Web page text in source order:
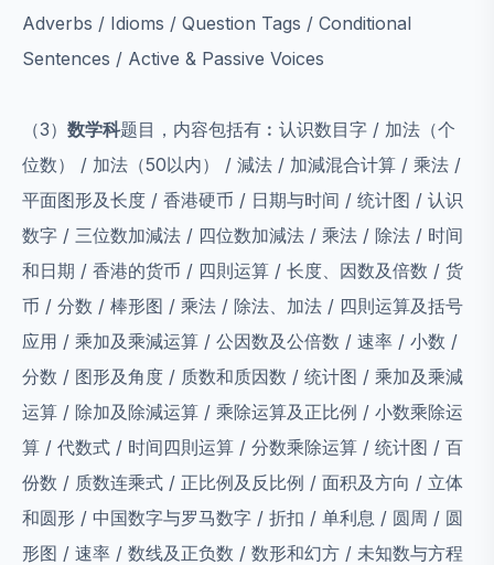
Adverbs / Idioms / Question Tags / Conditional
Sentences / Active & Passive Voices
（3） 数学科题目，内容包括有︰认识数目字 / 加法（个
位数） / 加法（50以内） / 減法 / 加減混合计算 / 乘法 /
平面图形及长度 / 香港硬币 / 日期与时间 / 统计图 / 认识
数字 / 三位数加減法 / 四位数加減法 / 乘法 / 除法 / 时间
和日期 / 香港的货币 / 四則运算 / 长度、因数及倍数 / 货
币 / 分数 / 棒形图 / 乘法 / 除法、加法 / 四則运算及括号
应用 / 乘加及乘減运算 / 公因数及公倍数 / 速率 / 小数 /
分数 / 图形及角度 / 质数和质因数 / 统计图 / 乘加及乘減
运算 / 除加及除減运算 / 乘除运算及正比例 / 小数乘除运
算 / 代数式 / 时间四則运算 / 分数乘除运算 / 统计图 / 百
份数 / 质数连乘式 / 正比例及反比例 / 面积及方向 / 立体
和圆形 / 中国数字与罗马数字 / 折扣 / 单利息 / 圆周 / 圆
形图 / 速率 / 数线及正负数 / 数形和幻方 / 未知数与方程